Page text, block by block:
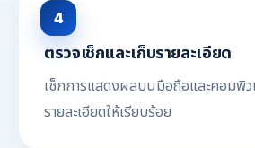
4
ตรวจเช็กและเก็บรายละเอียด
เช็กการแสดงผลบนมือถือและคอมพิ
รายละเอียดให้เรียบร้อย